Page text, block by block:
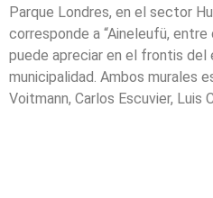
Parque Londres, en el sector
corresponde a “Aineleufü, entre
puede apreciar en el frontis
municipalidad. Ambos murales
Voitmann, Carlos Escuvier, Luis